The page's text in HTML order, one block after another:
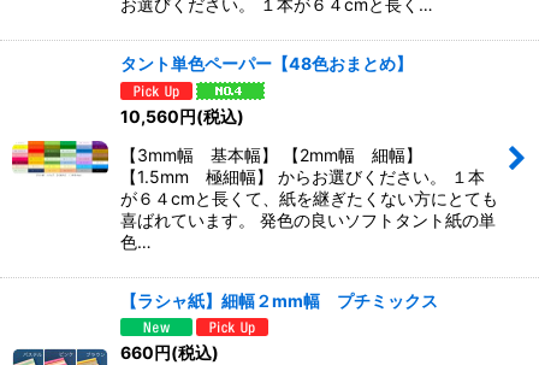
お選びください。 １本が６４cmと長く…
タント単色ペーパー【48色おまとめ】
10,560円(税込)
【3mm幅 基本幅】 【2mm幅 細幅】
【1.5mm 極細幅】 からお選びください。 １本
が６４cmと長くて、紙を継ぎたくない方にとても
喜ばれています。 発色の良いソフトタント紙の単
色…
【ラシャ紙】細幅２mm幅 プチミックス
660円(税込)